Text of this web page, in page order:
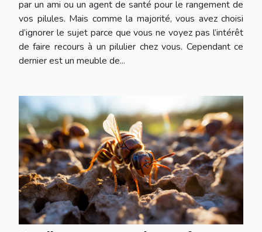
par un ami ou un agent de santé pour le rangement de
vos pilules. Mais comme la majorité, vous avez choisi
d’ignorer le sujet parce que vous ne voyez pas l’intérêt
de faire recours à un pilulier chez vous. Cependant ce
dernier est un meuble de...